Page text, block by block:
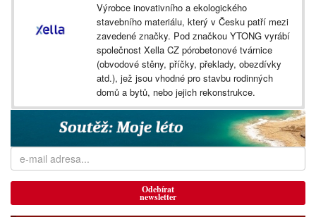
Výrobce inovativního a ekologického
stavebního materiálu, který v Česku patří mezi
zavedené značky. Pod značkou YTONG vyrábí
společnost Xella CZ pórobetonové tvárnice
(obvodové stěny, příčky, překlady, obezdívky
atd.), jež jsou vhodné pro stavbu rodinných
domů a bytů, nebo jejich rekonstrukce.
Odebírat
newsletter